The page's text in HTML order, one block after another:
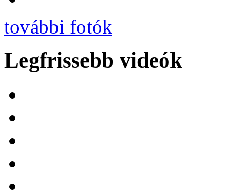
további fotók
Legfrissebb videók